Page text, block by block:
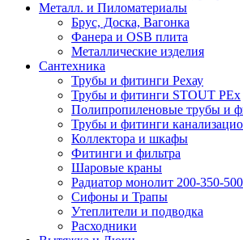
Металл. и Пиломатериалы
Брус, Доска, Вагонка
Фанера и OSB плита
Металлические изделия
Сантехника
Трубы и фитинги Рехау
Трубы и фитинги STOUT PEx
Полипропиленовые трубы и
Трубы и фитинги
Коллектора и шкафы
Фитинги и фильтра
Шаровые краны
Радиатор монолит 200-350-500
Сифоны и Трапы
Утеплители и подводка
Расходники